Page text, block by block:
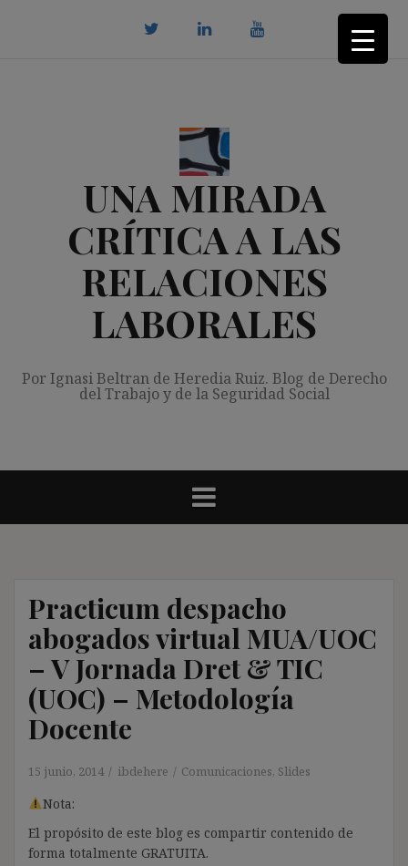
UNA MIRADA
CRÍTICA A LAS
RELACIONES
LABORALES
Por Ignasi Beltran de Heredia Ruiz. Blog de Derecho
del Trabajo y de la Seguridad Social
Practicum despacho
abogados virtual MUA/UOC
– V Jornada Dret & TIC
(UOC) – Metodología
Docente
15 junio, 2014 ibdehere Comunicaciones, Slides
Nota:
El propósito de este blog es compartir contenido de
forma totalmente GRATUITA.